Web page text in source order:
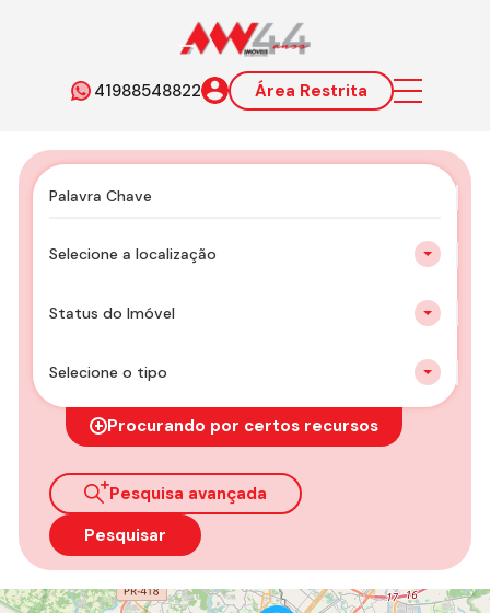
41988548822 Área Restrita
Selecione a localização
Status do Imóvel
Selecione o tipo
Procurando por certos recursos
Pesquisa avançada
Pesquisar